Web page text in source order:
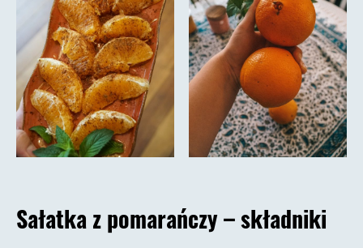
Sałatka z pomarańczy – składniki